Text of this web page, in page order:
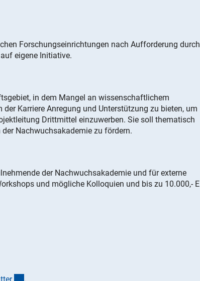
Forschungseinrichtungen nach Aufforderung durch
eigene Initiative.
in dem Mangel an wissenschaftlichem
Karriere Anregung und Unterstützung zu bieten, um
Drittmittel einzuwerben. Sie soll thematisch
Nachwuchsakademie zu fördern.
der Nachwuchsakademie und für externe
und mögliche Kolloquien und bis zu 10.000,-
(interner Link)